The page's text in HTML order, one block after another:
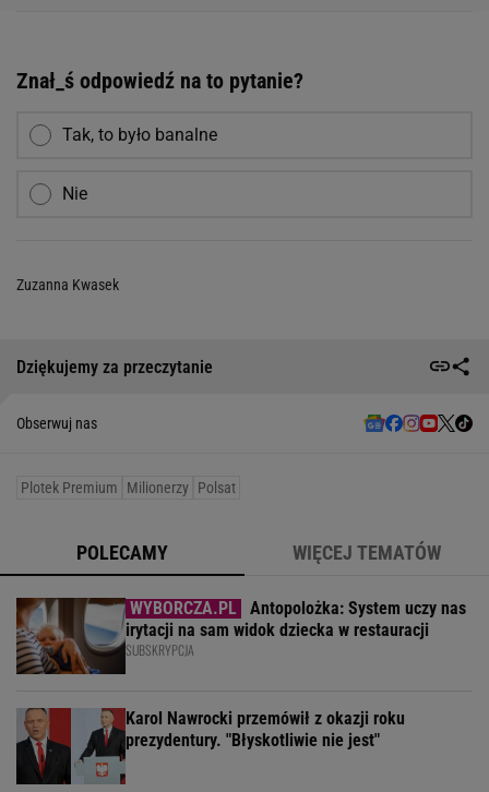
Znał_ś odpowiedź na to pytanie?
Tak, to było banalne
Nie
Zuzanna Kwasek
Dziękujemy za przeczytanie
Obserwuj nas
Plotek Premium Milionerzy Polsat
POLECAMY WIĘCEJ TEMATÓW
Antopolożka: System uczy nas
irytacji na sam widok dziecka w restauracji
SUBSKRYPCJA
Karol Nawrocki przemówił z okazji roku
prezydentury. "Błyskotliwie nie jest"